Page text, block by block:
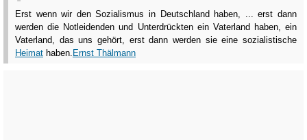
Erst wenn wir den Sozialismus in Deutschland haben, ... erst dann
werden die Notleidenden und Unterdrückten ein Vaterland haben, ein
Vaterland, das uns gehört, erst dann werden sie eine sozialistische
Heimat haben. Ernst Thälmann